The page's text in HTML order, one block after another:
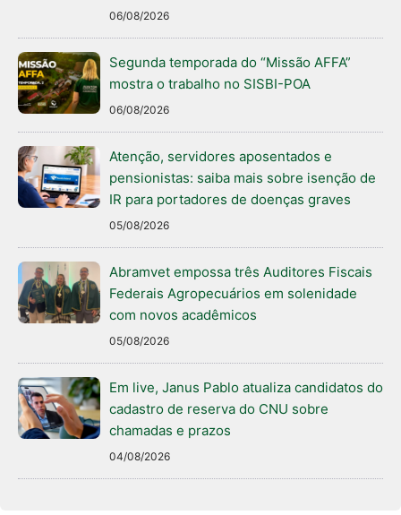
06/08/2026
Segunda temporada do “Missão AFFA”
mostra o trabalho no SISBI-POA
06/08/2026
Atenção, servidores aposentados e
pensionistas: saiba mais sobre isenção de
IR para portadores de doenças graves
05/08/2026
Abramvet empossa três Auditores Fiscais
Federais Agropecuários em solenidade
com novos acadêmicos
05/08/2026
Em live, Janus Pablo atualiza candidatos do
cadastro de reserva do CNU sobre
chamadas e prazos
04/08/2026